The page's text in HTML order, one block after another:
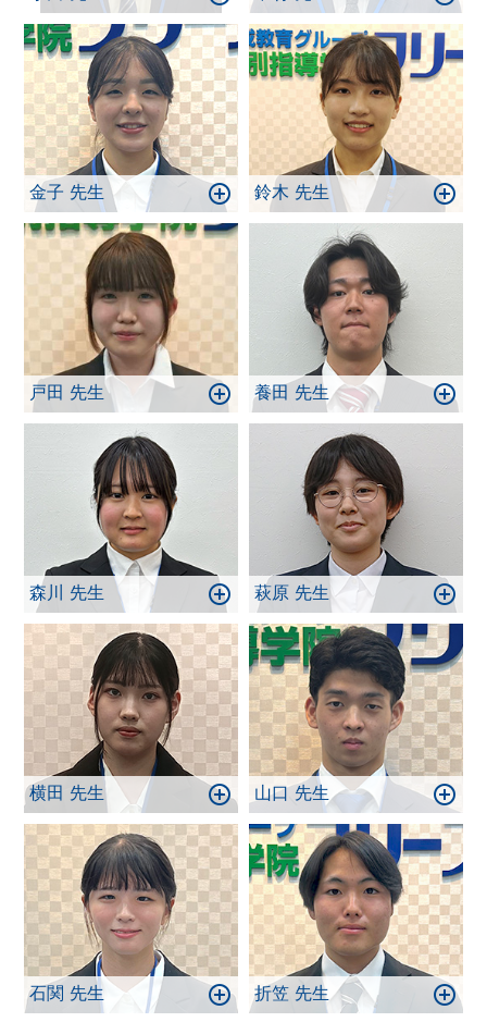
金子 先生 鈴木 先生
戸田 先生 養田 先生
森川 先生 萩原 先生
横田 先生 山口 先生
石関 先生 折笠 先生